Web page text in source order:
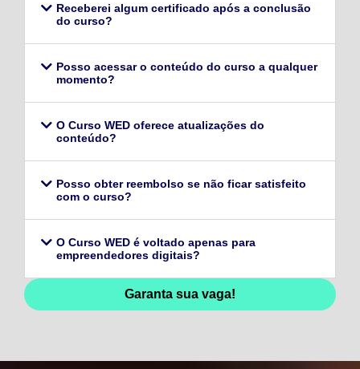
Receberei algum certificado após a conclusão
do curso?
Posso acessar o conteúdo do curso a qualquer
momento?
O Curso WED oferece atualizações do
conteúdo?
Posso obter reembolso se não ficar satisfeito
com o curso?
O Curso WED é voltado apenas para
empreendedores digitais?
Garanta sua vaga!